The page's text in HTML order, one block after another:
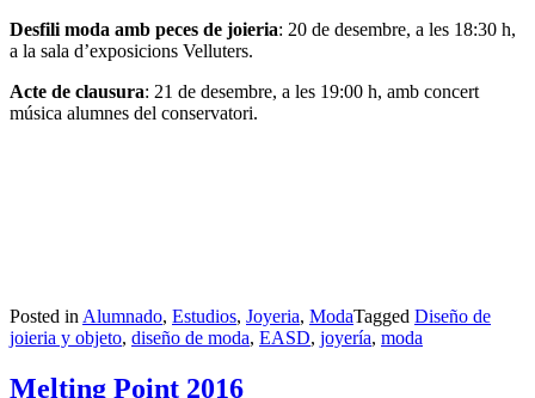
Desfili moda amb peces de joieria: 20 de desembre, a les 18:30 h,
a la sala d’exposicions Velluters.
Acte de clausura: 21 de desembre, a les 19:00 h, amb concert
música alumnes del conservatori.
Posted in Alumnado, Estudios, Joyeria, ModaTagged Diseño de
joieria y objeto, diseño de moda, EASD, joyería, moda
Melting Point 2016